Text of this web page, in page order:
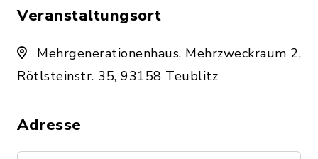
Veranstaltungsort
Mehrgenerationenhaus, Mehrzweckraum 2,
Rötlsteinstr. 35, 93158 Teublitz
Adresse